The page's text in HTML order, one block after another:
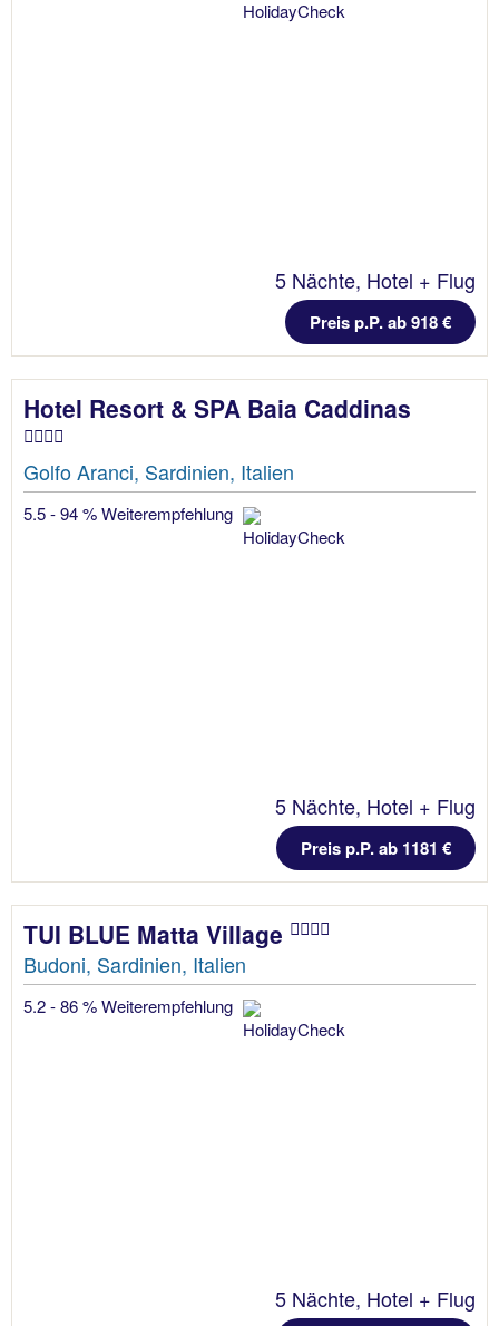
5 Nächte, Hotel + Flug
Preis p.P. ab 918 €
Hotel Resort & SPA Baia Caddinas
Golfo Aranci, Sardinien, Italien
5.5 - 94 % Weiterempfehlung
5 Nächte, Hotel + Flug
Preis p.P. ab 1181 €
TUI BLUE Matta Village
Budoni, Sardinien, Italien
5.2 - 86 % Weiterempfehlung
5 Nächte, Hotel + Flug